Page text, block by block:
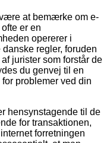
at bemærke om e-
er en
opererer i
regler, foruden
jurister som forstår de
du genvej til en
problemer ved din
hensynstagende til de
for transaktionen,
forretningen